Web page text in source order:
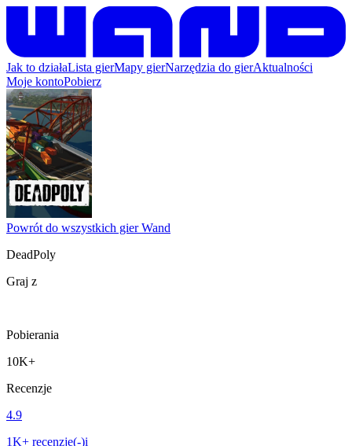
Jak to działaLista gierMapy gierNarzędzia do gierAktualności
Moje kontoPobierz
Powrót do wszystkich gier Wand
DeadPoly
Graj z
Pobierania
10K+
Recenzje
4.9
1K+ recenzje(-)i